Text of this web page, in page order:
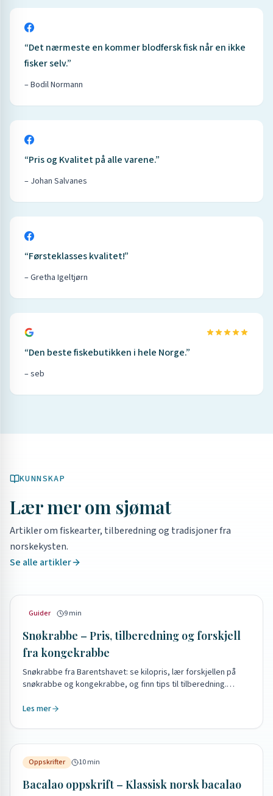
“Det nærmeste en kommer blodfersk fisk når en ikke
fisker selv.”
–Bodil Normann
“Pris og Kvalitet på alle varene.”
– Johan Salvanes
“Førsteklasses kvalitet!”
–Gretha Igeltjørn
“Den beste fiskebutikken i hele Norge.”
–seb
KUNNSKAP
Lær mer om sjømat
Artikler om fiskearter, tilberedning og tradisjoner fra
norskekysten.
Se alle artikler
Guider 9min
Snøkrabbe – Pris, tilberedning og forskjell
fra kongekrabbe
Snøkrabbe fra Barentshavet: se kilopris, lær forskjellen på
snøkrabbe og kongekrabbe, og finn tips til tilberedning.
Les mer
Oppskrifter 10min
Bacalao oppskrift – Klassisk norsk bacalao